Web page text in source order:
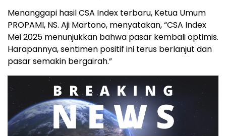
Menanggapi hasilCSA Index terbaru, Ketua Umum
PROPAMI, NS. Aji Martono, menyatakan, “CSA Index
Mei2025 menunjukkan bahwa pasar kembalioptimis.
Harapannya,sentimen positif ini terus berlanjut dan
pasarsemakin bergairah.”